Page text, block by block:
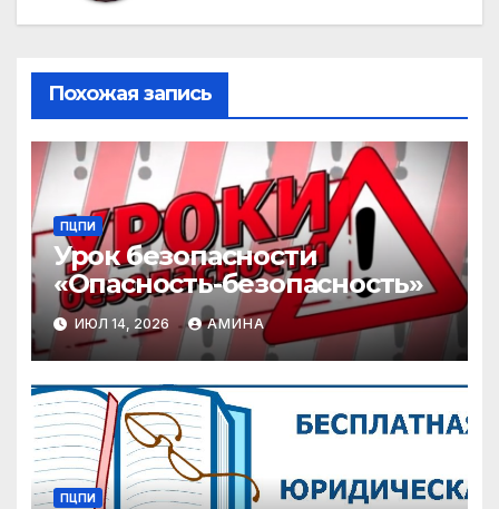
Похожая запись
ПЦПИ
Урок безопасности
«Опасность-безопасность»
ИЮЛ 14, 2026 АМИНА
ПЦПИ